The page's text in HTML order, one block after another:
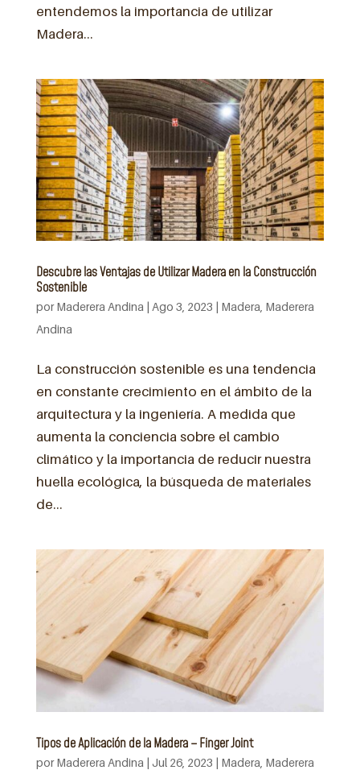
entendemos la importancia de utilizar
Madera...
Descubre las Ventajas de Utilizar Madera en la Construcción
Sostenible
porMaderera Andina | Ago 3, 2023 | Madera Maderera
Andina
La construcción sostenible es una tendencia
en constante crecimiento en el ámbito de la
arquitectura y la ingeniería. A medida que
aumenta la conciencia sobre el cambio
climático y la importancia de reducir nuestra
huella ecológica, la búsqueda de materiales
de...
Tipos de Aplicación de la Madera – Finger Joint
porMaderera Andina | Jul 26, 2023 | Madera Maderera